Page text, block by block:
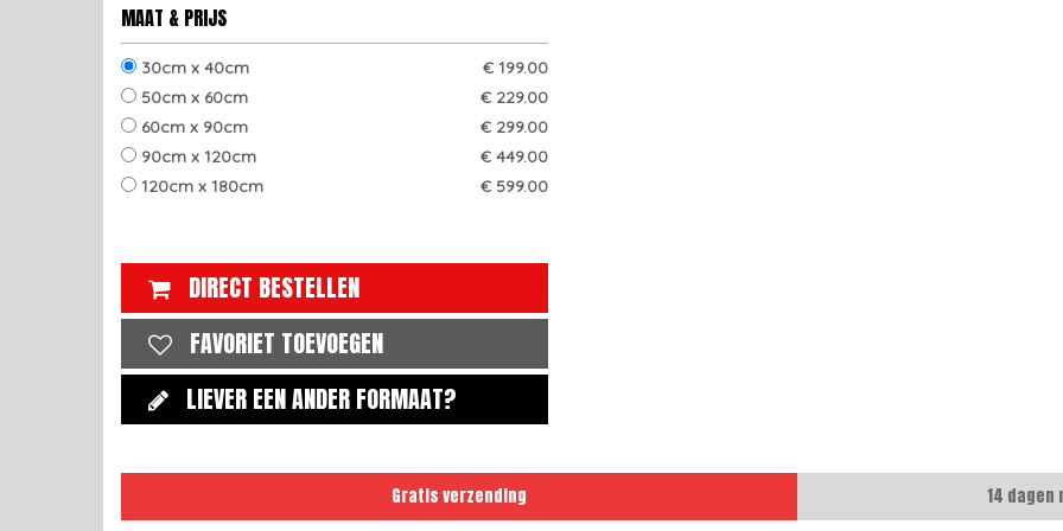
MAAT & PRIJS
30cm x 40cm
€ 199.00
50cm x 60cm
€ 229.00
60cm x 90cm
€ 299.00
90cm x 120cm
€ 449.00
120cm x 180cm
€ 599.00
DIRECT BESTELLEN
FAVORIET TOEVOEGEN
LIEVER EEN ANDER FORMAAT?
Gratis verzending 14